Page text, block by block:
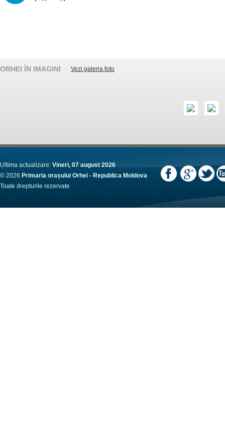
ORHEI ÎN IMAGINI Vezi galeria foto
Ultima actualizare: Vineri, 07 august 2026
© 2026 Primaria orașului Orhei - Republica Moldova
Toate drepturile rezervate